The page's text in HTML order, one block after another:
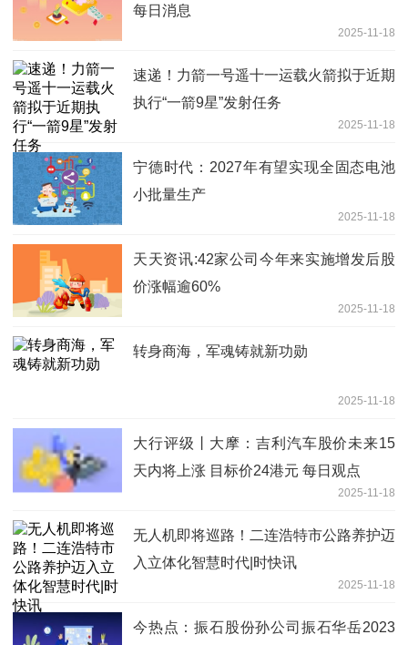
每日消息
2025-11-18
速递！力箭一号遥十一运载火箭拟于近期
执行“一箭9星”发射任务
2025-11-18
宁德时代：2027年有望实现全固态电池
小批量生产
2025-11-18
天天资讯:42家公司今年来实施增发后股
价涨幅逾60%
2025-11-18
转身商海，军魂铸就新功勋
2025-11-18
大行评级丨大摩：吉利汽车股价未来15
天内将上涨 目标价24港元 每日观点
2025-11-18
无人机即将巡路！二连浩特市公路养护迈
入立体化智慧时代|时快讯
2025-11-18
今热点：振石股份孙公司振石华岳2023